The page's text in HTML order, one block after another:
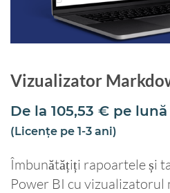
Vizualizator
De la 105,53 € pe lună
(Licențe pe 1-3 ani)
Îmbunătățiți rapoartele și
Power BI cu